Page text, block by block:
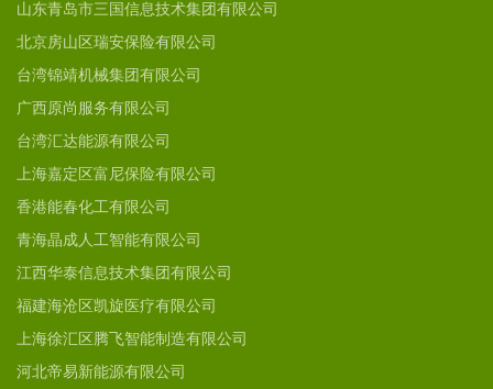
山东青岛市三国信息技术集团有限公司
北京房山区瑞安保险有限公司
台湾锦靖机械集团有限公司
广西原尚服务有限公司
台湾汇达能源有限公司
上海嘉定区富尼保险有限公司
香港能春化工有限公司
青海晶成人工智能有限公司
江西华泰信息技术集团有限公司
福建海沧区凯旋医疗有限公司
上海徐汇区腾飞智能制造有限公司
河北帝易新能源有限公司